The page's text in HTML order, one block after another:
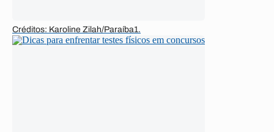
Créditos: Karoline Zilah/Paraíba1.